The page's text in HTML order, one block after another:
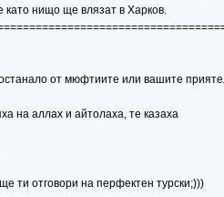
като нищо ще влязат в Харков.
от мюфтиите или вашите
на аллах и айтолаха, те казаха
ти отговори на перфектен турски;)))